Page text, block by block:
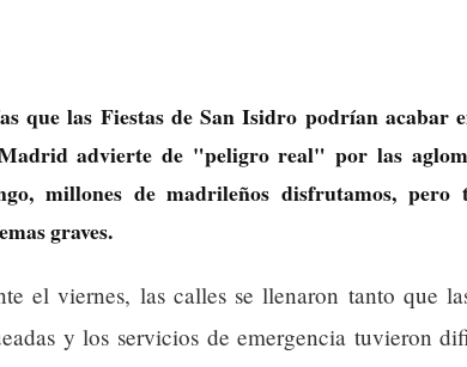
que las Fiestas de San Isidro podrían acabar
advierte de "peligro real" por las
millones de madrileños disfrutamos, pero
graves.
el viernes, las calles se llenaron tanto que
y los servicios de emergencia tuvieron